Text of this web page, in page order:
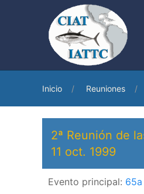
Inicio Reuniones
2ª Reunión de
11 oct. 1999
Evento principal: